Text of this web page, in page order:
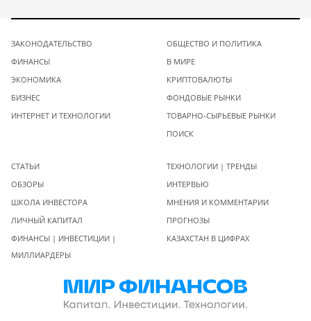
ЗАКОНОДАТЕЛЬСТВО
ФИНАНСЫ
ЭКОНОМИКА
БИЗНЕС
ИНТЕРНЕТ И ТЕХНОЛОГИИ
ОБЩЕСТВО И ПОЛИТИКА
В МИРЕ
КРИПТОВАЛЮТЫ
ФОНДОВЫЕ РЫНКИ
ТОВАРНО-СЫРЬЕВЫЕ РЫНКИ
ПОИСК
СТАТЬИ
ОБЗОРЫ
ШКОЛА ИНВЕСТОРА
ЛИЧНЫЙ КАПИТАЛ
ФИНАНСЫ | ИНВЕСТИЦИИ |
МИЛЛИАРДЕРЫ
ТЕХНОЛОГИИ | ТРЕНДЫ
ИНТЕРВЬЮ
МНЕНИЯ И КОММЕНТАРИИ
ПРОГНОЗЫ
КАЗАХСТАН В ЦИФРАХ